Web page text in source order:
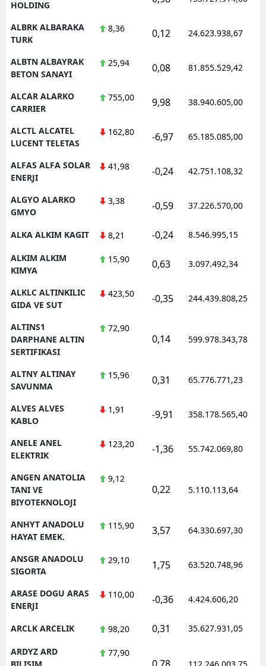
HOLDING
ALBRK ALBARAKA
TURK
8,36 0,12 24.623.938,67
ALBTN ALBAYRAK
BETON SANAYI
25,94 0,08 81.855.529,42
ALCAR ALARKO
CARRIER
755,00 9,98 38.940.605,00
ALCTL ALCATEL
LUCENT TELETAS
162,80 -6,97 65.185.085,00
ALFAS ALFA SOLAR
ENERJI
41,98 -0,24 42.751.108,32
ALGYO ALARKO
GMYO
3,38 -0,59 37.226.570,00
ALKA ALKIM KAGIT 8,21 -0,24 8.546.995,15
ALKIM ALKIM
KIMYA
15,90 0,63 3.097.492,34
ALKLC ALTINKILIC
GIDA VE SUT
423,50 -0,35 244.439.808,25
ALTINS1
DARPHANE ALTIN
SERTIFIKASI
72,90
0,14 599.978.343,78
ALTNY ALTINAY
SAVUNMA
15,96 0,31 65.776.771,23
ALVES ALVES
KABLO
1,91 -9,91 358.178.565,40
ANELE ANEL
ELEKTRIK
123,20 -1,36 55.742.069,80
ANGEN ANATOLIA
TANI VE
BIYOTEKNOLOJI
9,12
0,22 5.110.113,64
ANHYT ANADOLU
HAYAT EMEK.
115,90 3,57 64.330.697,30
ANSGR ANADOLU
SIGORTA
29,10 1,75 63.520.748,96
ARASE DOGU ARAS
ENERJI
110,00 -0,36 4.424.606,20
ARCLK ARCELIK 98,20 0,31 35.627.931,05
ARDYZ ARD
BILISIM
77,90
112.246.003,75